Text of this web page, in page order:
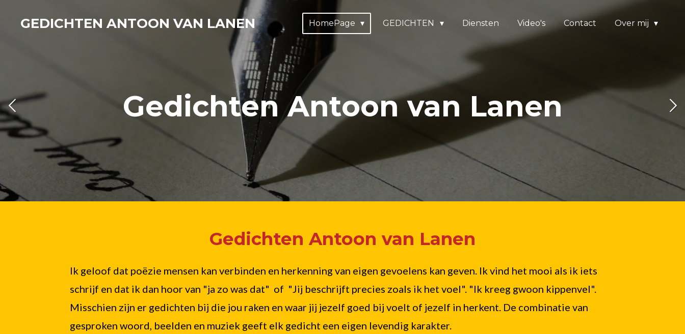
GEDICHTEN ANTOON VAN LANEN HomePage GEDICHTEN Diensten Video's Contact Over mij
Gedichten Antoon van Lanen
Gedichten Antoon van Lanen
Ik geloof dat poëzie mensen kan verbinden en herkenning van eigen gevoelens kan geven. Ik vind het mooi als ik iets
schrijf en dat ik dan hoor van "ja zo was dat" of "Jij beschrijft precies zoals ik het voel". "Ik kreeg gwoon kippenvel".
Misschien zijn er gedichten bij die jou raken en waar jij jezelf goed bij voelt of jezelf in herkent. De combinatie van
gesproken woord, beelden en muziek geeft elk gedicht een eigen levendig karakter.